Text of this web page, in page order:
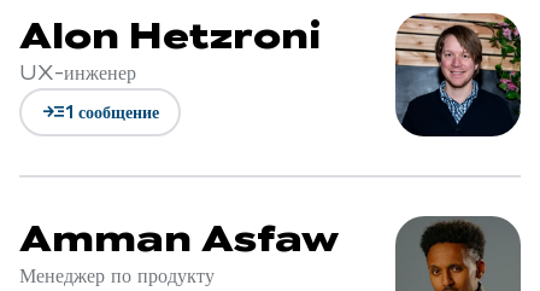
Alon Hetzroni
UX-инженер
read_more1 сообщение
Amman Asfaw
Менеджер по продукту